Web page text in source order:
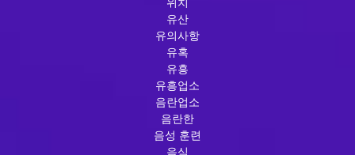
유산
유의사항
유혹
유흥
유흥업소
음란업소
음란한
음성 훈련
음식